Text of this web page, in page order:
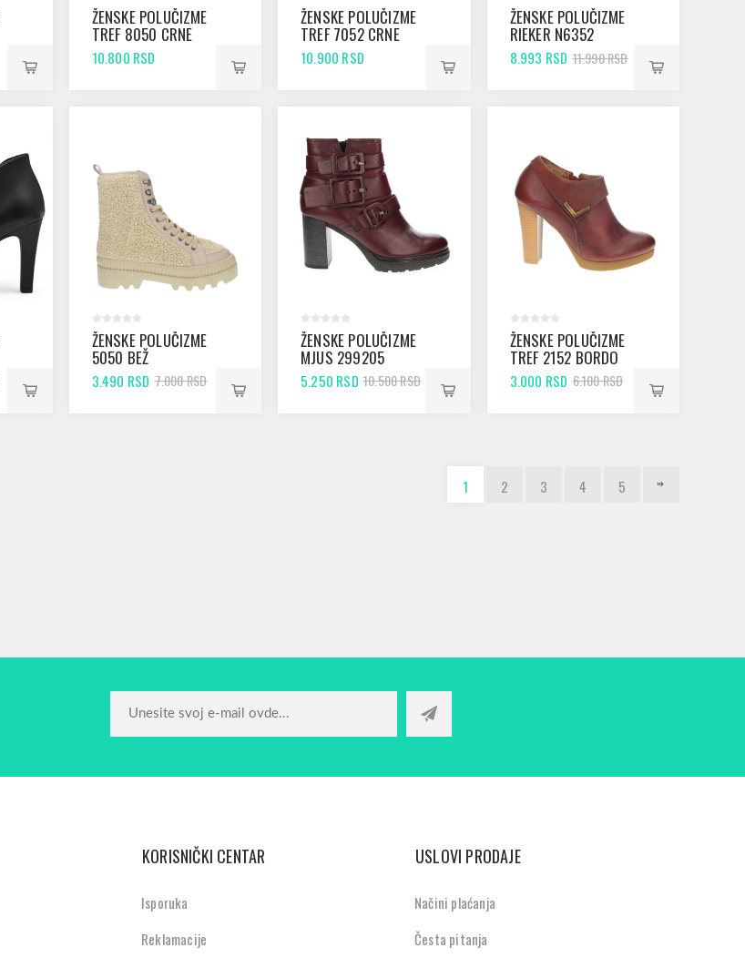
ŽENSKE POLUČIZME
TREF 8050 CRNE
10.800 RSD
ŽENSKE POLUČIZME
TREF 7052 CRNE
10.900 RSD
ŽENSKE POLUČIZME
RIEKER N6352
PURPLE
8.993 RSD 11.990 RSD
ŽENSKE POLUČIZME
5050 BEŽ
3.490 RSD 7.000 RSD
ŽENSKE POLUČIZME
MJUS 299205
BAROLO
5.250 RSD 10.500 RSD
ŽENSKE POLUČIZME
TREF 2152 BORDO
3.000 RSD 6.100 RSD
1 2 3 4 5
KORISNIČKI CENTAR
Isporuka
Reklamacije
USLOVI PRODAJE
Načini plaćanja
Česta pitanja